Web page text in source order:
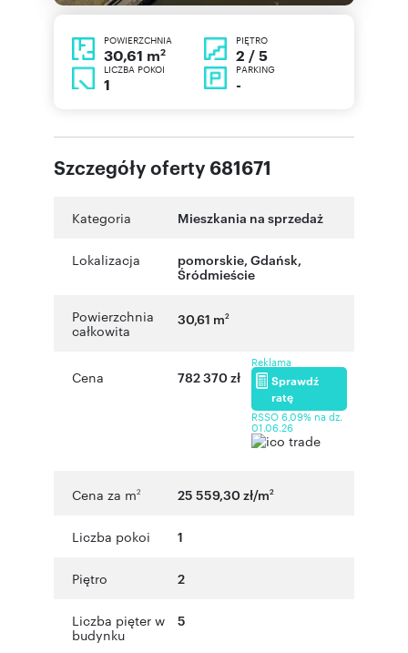
POWIERZCHNIA
30,61 m2
PIĘTRO
2 / 5
LICZBA POKOI
1
PARKING
-
Szczegóły oferty 681671
Kategoria Mieszkania na sprzedaż
Lokalizacja pomorskie, Gdańsk,
Śródmieście
Powierzchnia
całkowita
30,61 m2
Cena 782 370 zł
Reklama
Sprawdź
ratę
RSSO 6,09% na dz.
01.06.26
Cena za m2 25 559,30 zł/m2
Liczba pokoi 1
Piętro 2
Liczba pięter w
budynku
5